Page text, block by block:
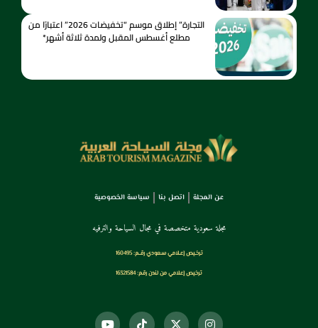
التجارة” إطلاق موسم “تخفيضات 2026” اعتبارًا من
مطلع أغسطس المقبل ولمدة ثلاثة أشهر*
عن المجلة اتصل بنا سياسة الخصوصية
مجلة سعودية متخصصة في مجال السياحة والترفيه
ترخـيص إعـلامي سـعودي رقــم: 160495
ترخيص إعلامي من لندن رقم: 16321584